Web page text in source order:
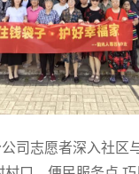
司志愿者深入社区